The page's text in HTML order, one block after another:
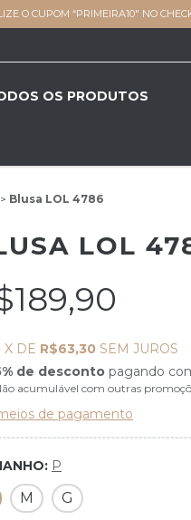
O CUPOM “PRIMEIRA10" NO
OS PRODUTOS
> Blusa LOL 4786
LOL
X DE R$63,30 SEM JUROS
de desconto pagando
acumulável com outras
de pagamento
P
M G